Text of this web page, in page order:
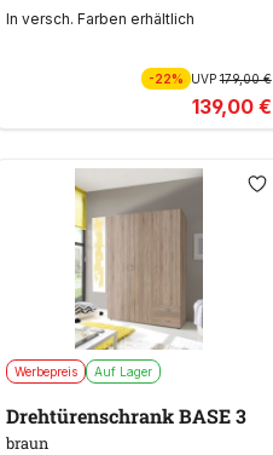
In versch. Farben erhältlich
-22% UVP179,00 €
139,00 €
Werbepreis Auf Lager
Drehtürenschrank BASE 3
braun